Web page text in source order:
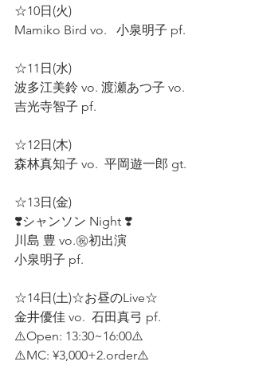
☆10日(火)
Mamiko Bird vo.   小泉明子 pf.
☆11日(水)
波多江美鈴 vo. 渡瀬あつ子 vo.
吉光寺智子 pf.
☆12日(木)
森林真知子 vo.  平岡遊一郎 gt.
☆13日(金)
❣️シャンソン Night ❣️
川島 豊 vo.㊗️初出演
小泉明子 pf.
☆14日(土)☆お昼のLive☆
金井優佳 vo.  石田真弓 pf.
⚠️Open: 13:30~16:00⚠️
⚠️MC: ¥3,000+2.order⚠️